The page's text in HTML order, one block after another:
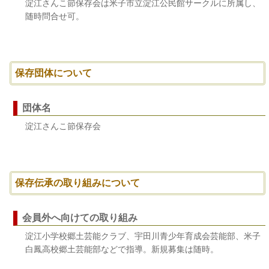
淀江さんこ節保存会は米子市立淀江公民館サークルに所属し、
随時問合せ可。
保存団体について
団体名
淀江さんこ節保存会
保存伝承の取り組みについて
会員外へ向けての取り組み
淀江小学校郷土芸能クラブ、宇田川青少年育成会芸能部、米子
白鳳高校郷土芸能部などで指導。新規募集は随時。